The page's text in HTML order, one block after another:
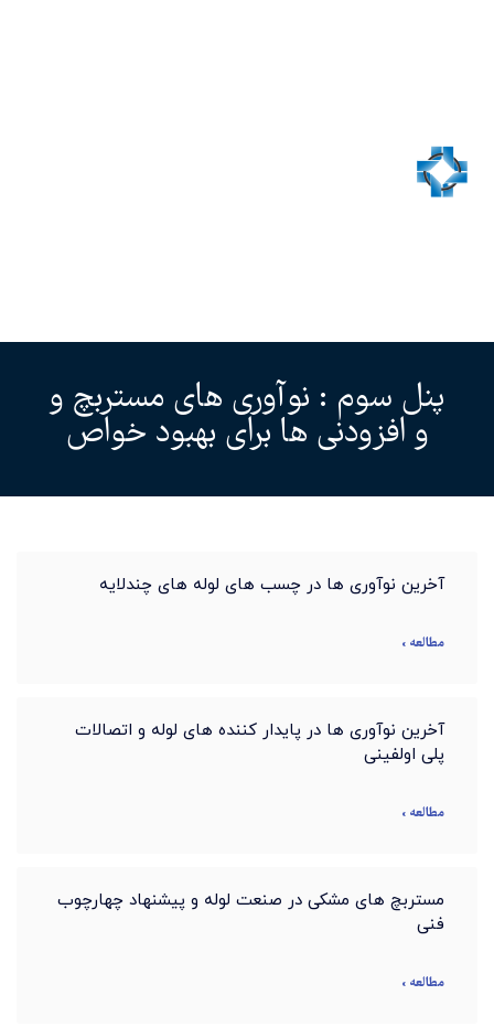
پنل سوم : نوآوری های مستربچ و
و افزودنی ها برای بهبود خواص
آخرین نوآوری ها در چسب های لوله های چندلایه
مطالعه »
آخرین نوآوری ها در پایدار کننده های لوله و اتصالات
پلی اولفینی
مطالعه »
مستربچ های مشکی در صنعت لوله و پیشنهاد چهارچوب
فنی
مطالعه »